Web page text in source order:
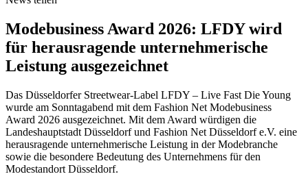
Modebusiness Award 2026: LFDY wird
für herausragende unternehmerische
Leistung ausgezeichnet
Das Düsseldorfer Streetwear-Label LFDY – Live Fast Die Young
wurde am Sonntagabend mit dem Fashion Net Modebusiness
Award 2026 ausgezeichnet. Mit dem Award würdigen die
Landeshauptstadt Düsseldorf und Fashion Net Düsseldorf e.V. eine
herausragende unternehmerische Leistung in der Modebranche
sowie die besondere Bedeutung des Unternehmens für den
Modestandort Düsseldorf.